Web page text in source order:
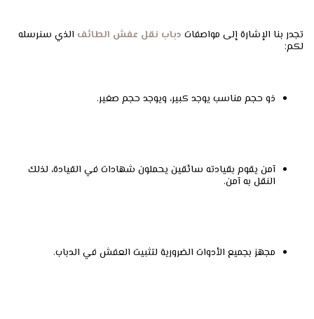
تجدر بنا الإشارة إلى مواصفات دباب نقل عفش الطائف الذي سنرسله
لكم:
ذو حجم مناسب يوجد كبير، ويوجد حجم صغير.
آمن يقوم بقيادته سائقين يحملون شهادات في القيادة، لذلك
النقل به آمن.
مجهز بجميع الأدوات الضرورية لتثبيت العفش في الدباب.